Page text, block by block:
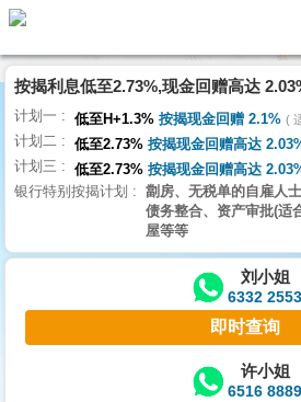
代
理
主
页
搵
楼/
交
业
主
按揭利息低至2.73%,现金回赠高达
计划一 低至H+1.3% 按揭现金回赠 2.1%
计划二 低至2.73% 按揭现金回赠高达
计划三 低至2.73% 按揭现金回赠高达
银行特别按揭计划
劏房、无税单的自雇人士
债务整合、资产审批(适
屋等等
刘小姐
6332 2553
即时查询
许小姐
6516 8889